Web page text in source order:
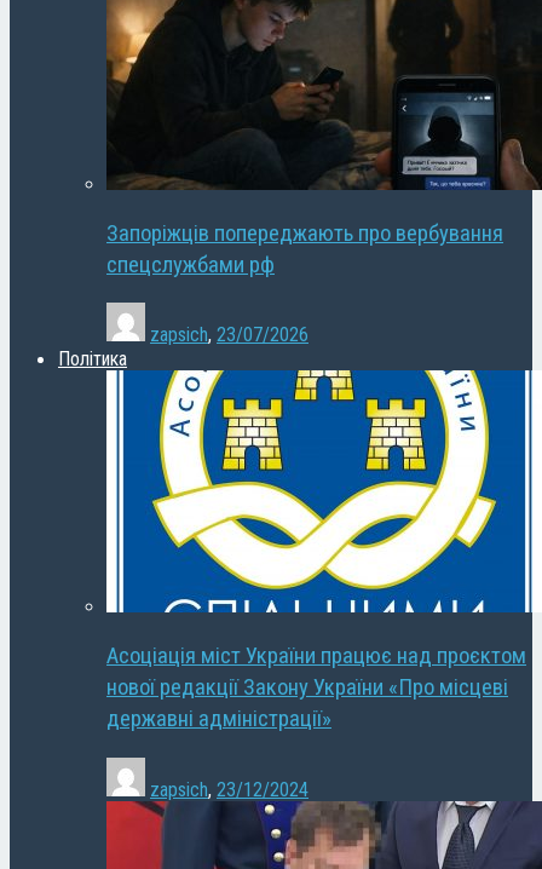
Запоріжців попереджають про вербування
спецслужбами рф
zapsich, 23/07/2026
Політика
Асоціація міст України працює над проєктом
нової редакції Закону України «Про місцеві
державні адміністрації»
zapsich, 23/12/2024